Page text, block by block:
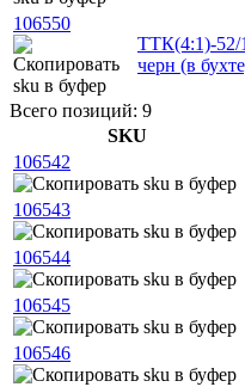
106550
ТТК(4:1)-52/
черн (в
Всего позиций: 9
SKU
106542
106543
106544
106545
106546